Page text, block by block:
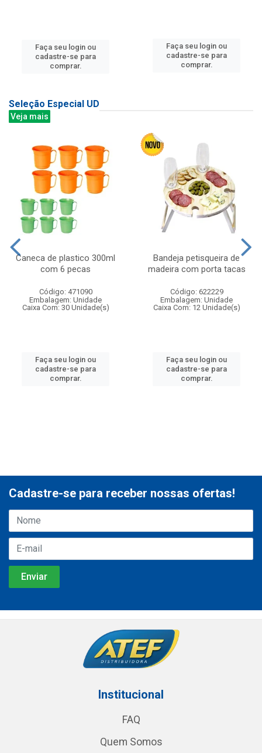
Faça seu login ou
cadastre-se para
comprar.
Faça seu login ou
cadastre-se para
comprar.
Seleção Especial UD
Veja mais
Caneca de plastico 300ml
com 6 pecas
Código: 471090
Embalagem: Unidade
Caixa Com: 30 Unidade(s)
Faça seu login ou
cadastre-se para
comprar.
Bandeja petisqueira de
madeira com porta tacas
Código: 622229
Embalagem: Unidade
Caixa Com: 12 Unidade(s)
Faça seu login ou
cadastre-se para
comprar.
Cadastre-se para receber nossas ofertas!
Institucional
FAQ
Quem Somos